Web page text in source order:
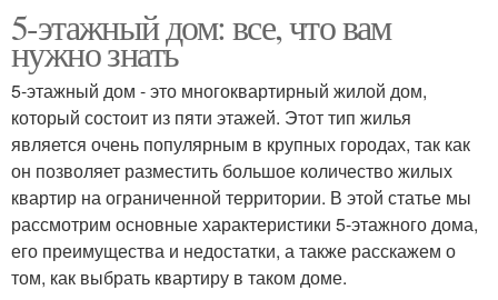
5-этажный дом: все, что вам
нужно знать
5-этажный дом - это многоквартирный жилой дом,
который состоит из пяти этажей. Этот тип жилья
является очень популярным в крупных городах, так как
он позволяет разместить большое количество жилых
квартир на ограниченной территории. В этой статье мы
рассмотрим основные характеристики 5-этажного дома,
его преимущества и недостатки, а также расскажем о
том, как выбрать квартиру в таком доме.